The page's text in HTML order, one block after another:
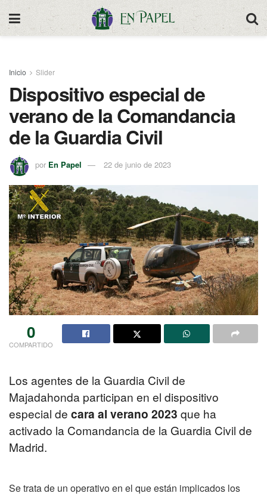
Inicio Slider
Dispositivo especial de
verano de la Comandancia
de la Guardia Civil
por En Papel 22 de junio de 2023
0
COMPARTIDO
Los agentes de la Guardia Civil de
Majadahonda participan en el dispositivo
especial de cara al verano 2023 que ha
activado la Comandancia de la Guardia Civil de
Madrid.
Se trata de un operativo en el que están implicados los